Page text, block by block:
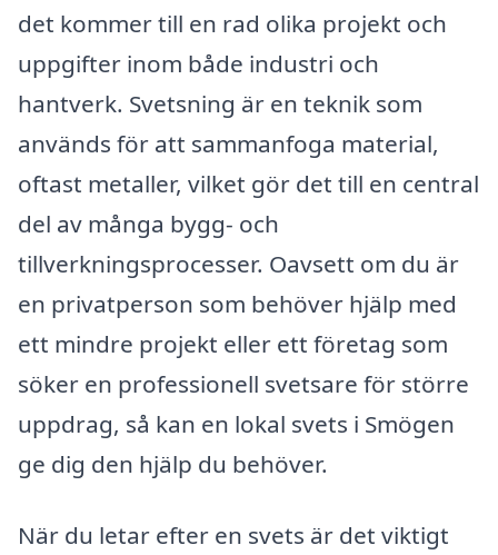
det kommer till en rad olika projekt och
uppgifter inom både industri och
hantverk. Svetsning är en teknik som
används för att sammanfoga material,
oftast metaller, vilket gör det till en central
del av många bygg- och
tillverkningsprocesser. Oavsett om du är
en privatperson som behöver hjälp med
ett mindre projekt eller ett företag som
söker en professionell svetsare för större
uppdrag, så kan en lokal svets i Smögen
ge dig den hjälp du behöver.
När du letar efter en svets är det viktigt